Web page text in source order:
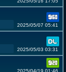
2025/05/07 05:41
2025/05/03 03:31
2025/04/19 01:46